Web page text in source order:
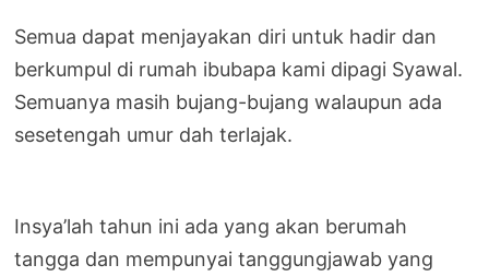
Semua dapat menjayakan diri untuk hadir dan
berkumpul di rumah ibubapa kami dipagi Syawal.
Semuanya masih bujang-bujang walaupun ada
sesetengah umur dah terlajak.
Insya’lah tahun ini ada yang akan berumah
tangga dan mempunyai tanggungjawab yang